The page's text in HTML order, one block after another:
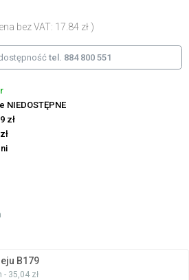
bez VAT: 17.84 zł )
tel. 884 800 551
NIEDOSTĘPNE
zł
B179
- 35,04 zł